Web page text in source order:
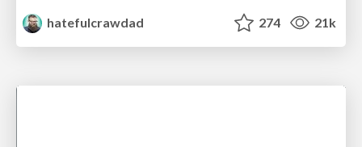
hatefulcrawdad
274 21k